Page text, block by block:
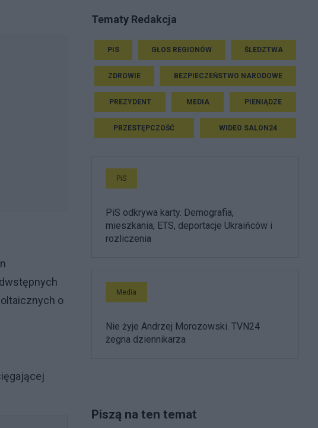
o
Tematy Redakcja
PIS GŁOS REGIONÓW ŚLEDZTWA
ZDROWIE BEZPIECZEŃSTWO NARODOWE
PREZYDENT MEDIA PIENIĄDZE
PRZESTĘPCZOŚĆ WIDEO SALON24
PiS
PiS odkrywa karty. Demografia,
mieszkania, ETS, deportacje Ukraińców i
rozliczenia
Media
Nie żyje Andrzej Morozowski. TVN24
żegna dziennikarza
Piszą na ten temat